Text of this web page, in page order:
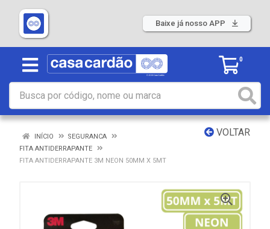
Baixe já nosso APP
0
VOLTAR
INÍCIO
SEGURANCA
FITA ANTIDERRAPANTE
FITA ANTIDERRAPANTE 3M NEON 50MM X 5MT